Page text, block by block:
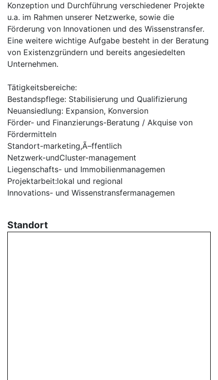
Konzeption und Durchführung verschiedener Projekte
u.a. im Rahmen unserer Netzwerke, sowie die
Förderung von Innovationen und des Wissenstransfer.
Eine weitere wichtige Aufgabe besteht in der Beratung
von Existenzgründern und bereits angesiedelten
Unternehmen.
Tätigkeitsbereiche:
Bestandspflege: Stabilisierung und Qualifizierung
Neuansiedlung: Expansion, Konversion
Förder- und Finanzierungs-Beratung / Akquise von
Fördermitteln
Standort-marketing,Ã–ffentlich
Netzwerk-undCluster-management
Liegenschafts- und Immobilienmanagemen
Projektarbeit:lokal und regional
Innovations- und Wissenstransfermanagemen
Standort